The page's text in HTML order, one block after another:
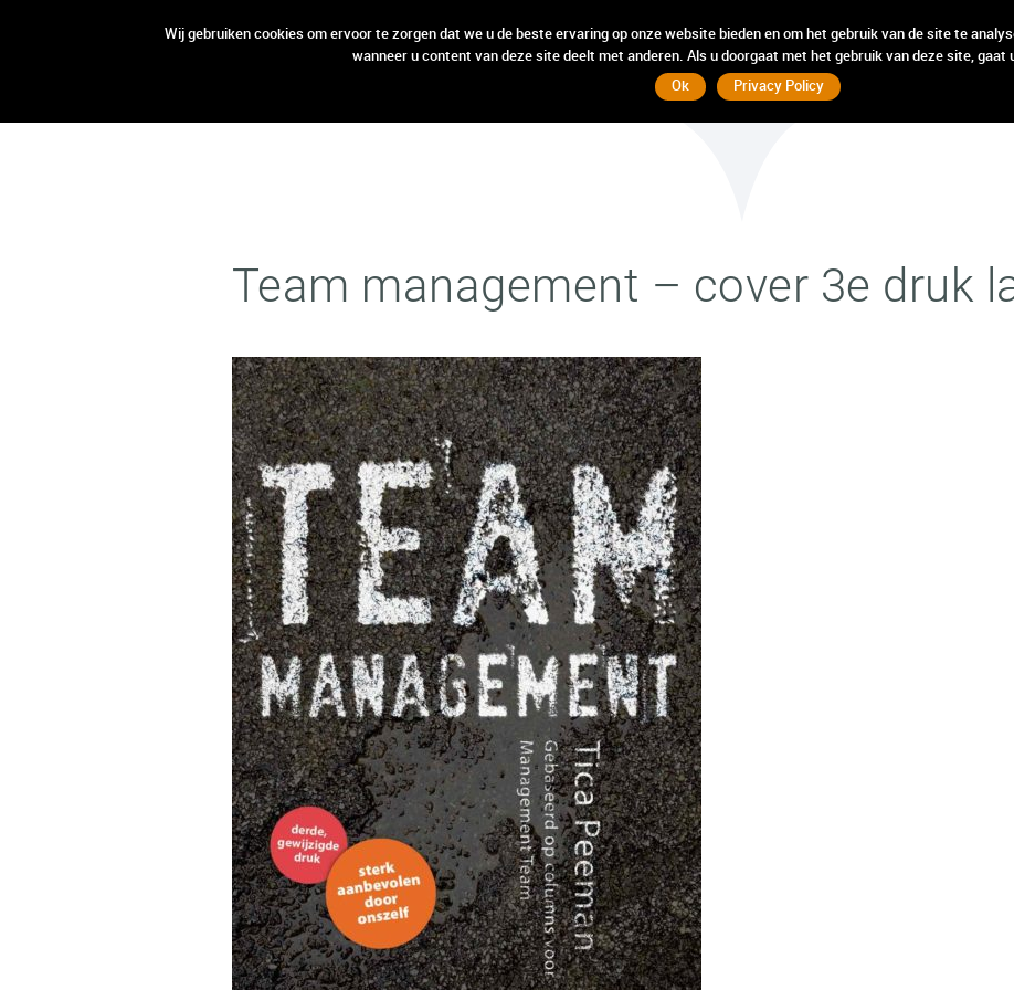
open aanbod incompany weten hebben wij
open aanbod incompany weten hebben wij
Team management – cover 3e druk
Wij gebruiken cookies om ervoor te zorgen dat we u de beste ervaring op onze website bieden en om het gebruik van de site te
wanneer u content van deze site deelt met anderen. Als u doorgaat met het gebruik van deze site, gaat
Ok
Privacy Policy